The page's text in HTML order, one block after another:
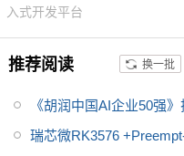
记等，为便于客户对开发套件
护设计，像静电、浪涌、脉冲
等，产品稳定可靠，值得推荐
入式开发平台
推荐阅读 换一批
《胡润中国AI企业50强
技”时代
瑞芯微RK3576